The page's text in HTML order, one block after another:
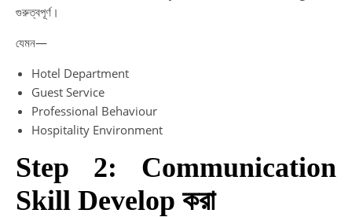
গুরুত্বপূর্ণ।
যেমন—
Hotel Department
Guest Service
Professional Behaviour
Hospitality Environment
Step 2: Communication
Skill Develop করা